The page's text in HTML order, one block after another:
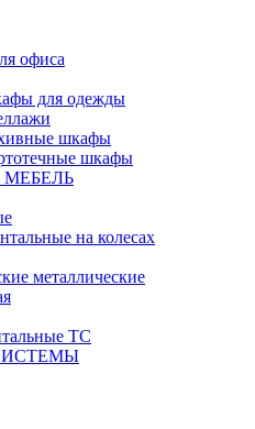
офиса
для одежды
шкафы
шкафы
на колесах
металлические
ТС